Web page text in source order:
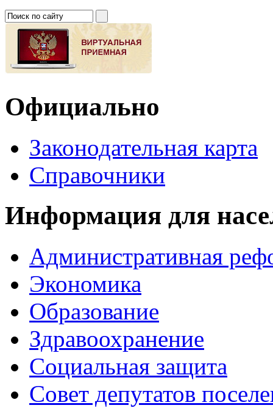
Официально
Законодательная карта
Справочники
Информация для
Административная
Экономика
Образование
Здравоохранение
Социальная защита
Совет депутатов